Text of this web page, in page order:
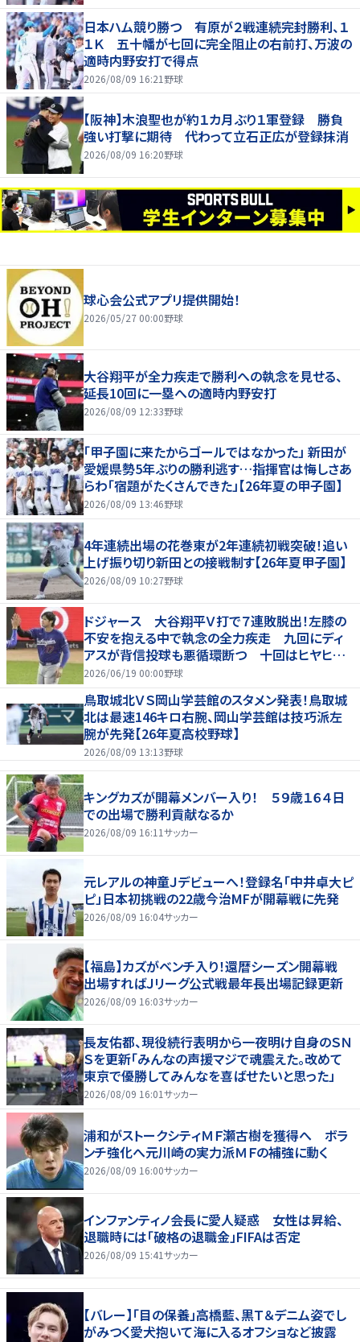
日本ハム競り勝つ 有原が２戦連続完封勝利、１
１Ｋ 五十幡が七回に完全阻止の右前打、万波の
適時内野安打で得点
2026/08/09 16:21 野球
【阪神】木浪聖也が約１カ月ぶり１軍登録 勝負
強い打撃に期待 代わって立石正広が登録抹消
2026/08/09 16:20野球
球心会公式アプリ提供開始！
2026/05/27 00:00野球
大谷翔平が全力疾走で勝利への執念を見せる、
延長10回に一塁への適時内野安打
2026/08/09 12:33野球
「甲子園に来たからゴールではなかった」 新田が
愛媛県勢5年ぶりの勝利逃す…指揮官は悔しさあ
らわ「宿題がたくさんできた」【26年夏の甲子園】
2026/08/09 13:46野球
4年連続出場の花巻東が2年連続初戦突破！追い
上げ振り切り新田との接戦制す【26年夏甲子園】
2026/08/09 10:27野球
ドジャース 大谷翔平Ｖ打で７連敗脱出！左膝の
不安を抱える中で執念の全力疾走 九回にディ
アスが背信投球も悪循環断つ 十回はヒヤヒヤ
もリード守る
2026/06/19 00:00野球
鳥取城北ＶＳ岡山学芸館のスタメン発表！鳥取城
北は最速146キロ右腕、岡山学芸館は技巧派左
腕が先発【26年夏高校野球】
2026/08/09 13:13野球
キングカズが開幕メンバー入り！ ５９歳１６４日
での出場で勝利貢献なるか
2026/08/09 16:11サッカー
元レアルの神童Ｊデビューへ！登録名「中井卓大ピ
ピ」日本初挑戦の22歳今治MFが開幕戦に先発
2026/08/09 16:04サッカー
【福島】カズがベンチ入り！還暦シーズン開幕戦
出場すればＪリーグ公式戦最年長出場記録更新
2026/08/09 16:03サッカー
長友佑都、現役続行表明から一夜明け自身のＳＮ
Ｓを更新「みんなの声援マジで魂震えた。改めて
東京で優勝してみんなを喜ばせたいと思った」
2026/08/09 16:01サッカー
浦和がストークシティＭＦ瀬古樹を獲得へ ボラ
ンチ強化へ元川崎の実力派ＭＦの補強に動く
2026/08/09 16:00サッカー
インファンティノ会長に愛人疑惑 女性は昇給、
退職時には「破格の退職金」FIFAは否定
2026/08/09 15:41サッカー
【バレー】「目の保養」高橋藍、黒Ｔ＆デニム姿でし
がみつく愛犬抱いて海に入るオフショなど披露